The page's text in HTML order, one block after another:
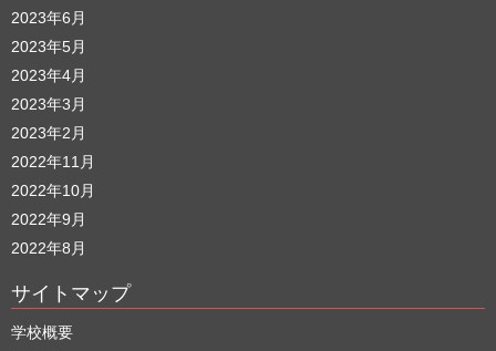
2023年6月
2023年5月
2023年4月
2023年3月
2023年2月
2022年11月
2022年10月
2022年9月
2022年8月
サイトマップ
学校概要